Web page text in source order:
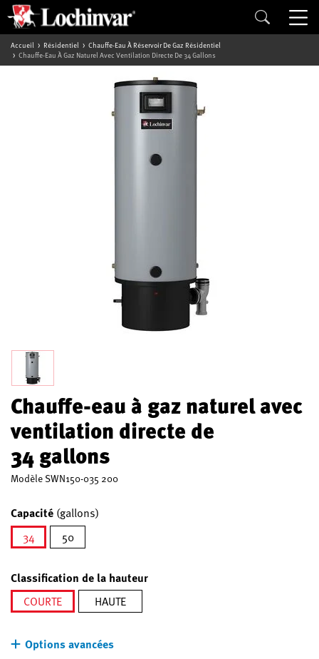
Accueil Résidentiel
Chauffe-Eau À Réservoir De Gaz Résidentiel
Chauffe-Eau À Gaz Naturel Avec Ventilation Directe De 34 Gallons
Chauffe-eau à gaz naturel avec
ventilation directe de
34 gallons
ModèleSWN150-035 200
Capacité (gallons)
34
50
Classification de la hauteur
COURTE
HAUTE
Options avancées